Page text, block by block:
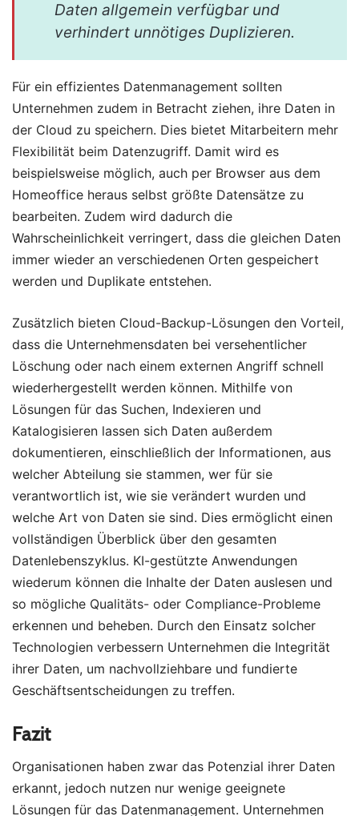
Daten allgemein verfügbar und
verhindert unnötiges Duplizieren.
Für ein effizientes Datenmanagement sollten
Unternehmen zudem in Betracht ziehen, ihre Daten in
der Cloud zu speichern. Dies bietet Mitarbeitern mehr
Flexibilität beim Datenzugriff. Damit wird es
beispielsweise möglich, auch per Browser aus dem
Homeoffice heraus selbst größte Datensätze zu
bearbeiten. Zudem wird dadurch die
Wahrscheinlichkeit verringert, dass die gleichen Daten
immer wieder an verschiedenen Orten gespeichert
werden und Duplikate entstehen.
Zusätzlich bieten Cloud-Backup-Lösungen den Vorteil,
dass die Unternehmensdaten bei versehentlicher
Löschung oder nach einem externen Angriff schnell
wiederhergestellt werden können. Mithilfe von
Lösungen für das Suchen, Indexieren und
Katalogisieren lassen sich Daten außerdem
dokumentieren, einschließlich der Informationen, aus
welcher Abteilung sie stammen, wer für sie
verantwortlich ist, wie sie verändert wurden und
welche Art von Daten sie sind. Dies ermöglicht einen
vollständigen Überblick über den gesamten
Datenlebenszyklus. KI-gestützte Anwendungen
wiederum können die Inhalte der Daten auslesen und
so mögliche Qualitäts- oder Compliance-Probleme
erkennen und beheben. Durch den Einsatz solcher
Technologien verbessern Unternehmen die Integrität
ihrer Daten, um nachvollziehbare und fundierte
Geschäftsentscheidungen zu treffen.
Fazit
Organisationen haben zwar das Potenzial ihrer Daten
erkannt, jedoch nutzen nur wenige geeignete
Lösungen für das Datenmanagement. Unternehmen